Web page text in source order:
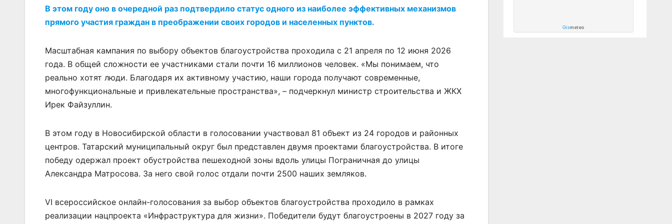
В этом году оно в очередной раз подтвердило статус одного из наиболее эффективных механизмов
прямого участия граждан в преображении своих городов и населенных пунктов.
Масштабная кампания по выбору объектов благоустройства проходила с 21 апреля по 12 июня 2026
года. В общей сложности ее участниками стали почти 16 миллионов человек. «Мы понимаем, что
реально хотят люди. Благодаря их активному участию, наши города получают современные,
многофункциональные и привлекательные пространства», – подчеркнул министр строительства и ЖКХ
Ирек Файзуллин.
В этом году в Новосибирской области в голосовании участвовал 81 объект из 24 городов и районных
центров. Татарский муниципальный округ был представлен двумя проектами благоустройства. В итоге
победу одержал проект обустройства пешеходной зоны вдоль улицы Пограничная до улицы
Александра Матросова. За него свой голос отдали почти 2500 наших земляков.
VI всероссийское онлайн-голосования за выбор объектов благоустройства проходило в рамках
реализации нацпроекта «Инфраструктура для жизни». Победители будут благоустроены в 2027 году за
Gismeteo